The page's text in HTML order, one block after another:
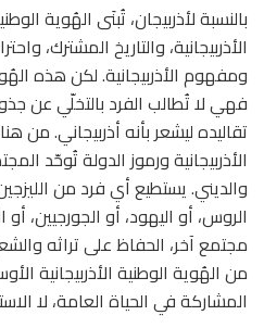
بالنسبة لأذربيجان، تُبنَى الهُوية
الأذربيجانية، والتاريخ المشترك،
ومفهوم الأذربيجانية. لكن هذه
فهي لا تُطالب الفرد بالتخلّي عن
تقاليده ليشعر بأنه أذربيجاني. من
الأذربيجانية ورموز الدولة تُوحّد
والديني. يستطيع أي فرد من
الروس، أو اليهود، أو الجورجيين،
مجتمع آخر، الحفاظ على تراثه
من الهُوية الوطنية الأذربيجانية
المشاركة في الحياة العامة، لا